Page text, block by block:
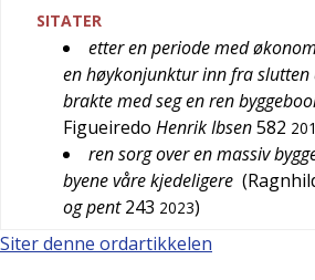
SITATER
etter en periode med
en høykonjunktur inn fra slutten
brakte med seg en ren
Figueiredo Henrik Ibsen582
ren sorg over en massiv
byene våre kjedeligere (
og pent 243 2023)
Siter denne ordartikkelen